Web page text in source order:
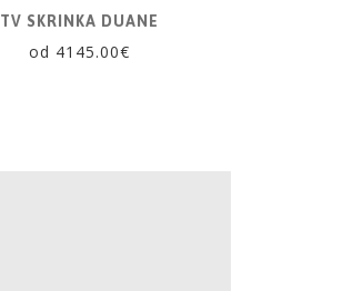
TV SKRINKA DUANE
od 4145.00€